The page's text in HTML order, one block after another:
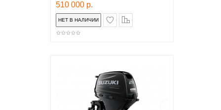
510 000 р.
в закладки